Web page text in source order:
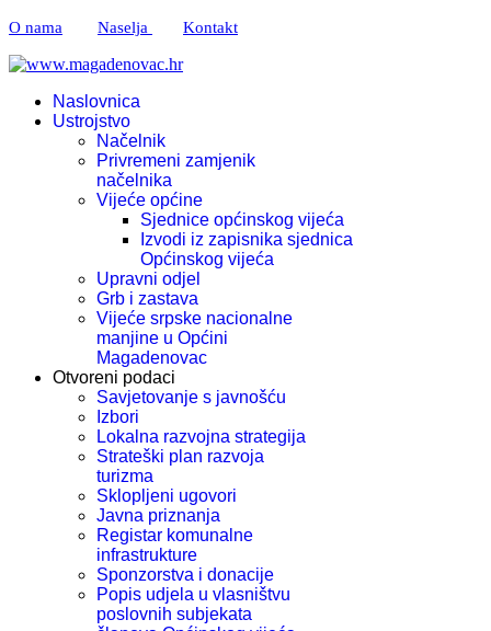
O nama Naselja Kontakt
Naslovnica
Ustrojstvo
Načelnik
Privremeni zamjenik
načelnika
Vijeće općine
Sjednice općinskog vijeća
Izvodi iz zapisnika sjednica
Općinskog vijeća
Upravni odjel
Grb i zastava
Vijeće srpske nacionalne
manjine u Općini
Magadenovac
Otvoreni podaci
Savjetovanje s javnošću
Izbori
Lokalna razvojna strategija
Strateški plan razvoja
turizma
Sklopljeni ugovori
Javna priznanja
Registar komunalne
infrastrukture
Sponzorstva i donacije
Popis udjela u vlasništvu
poslovnih subjekata